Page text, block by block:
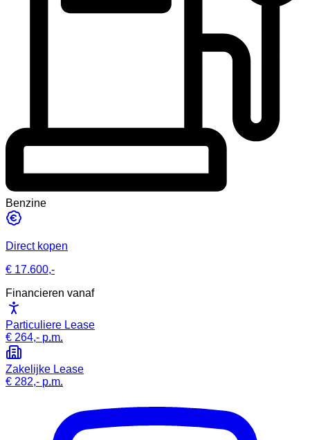
Benzine
Direct kopen
€ 17.600,-
Financieren vanaf
Particuliere Lease
€ 264,- p.m.
Zakelijke Lease
€ 282,- p.m.